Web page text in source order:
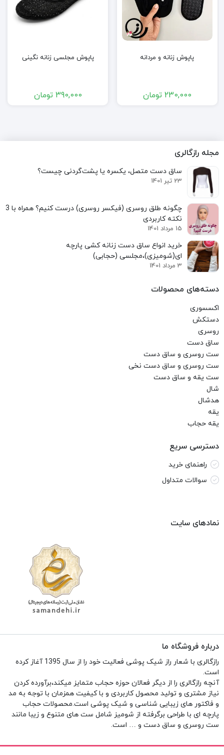
پاپوش زنانه و مردانه
230,000 تومان
پاپوش مجلسی زنانه نگینی
390,000 تومان
مجله رازگالری
ساق دست متصل، یکسره یا پشت‌گردنی چیست؟
23 تیر 1401
نکته کاربردی
15 مرداد 1401
خرید انواع ساق دست زنانه کشی پارچه
ای(شومیزی)،مجلسی (حجابی)
3 مرداد 1401
دسته‌های محصولات
اکسسوری
دستکش
روسری
ساق دست
ست روسری و ساق دست
ست روسری و ساق دست نخی
ست یقه و ساق دست
شال
هدشال
یقه
یقه حجاب
دسترسی سریع
راهنمای خرید
سوالات متداول
نمادهای سایت
درباره فروشگاه ما
رازگالری با شعار راز شیک پوشی فعالیت خود را از سال 1395 آغاز کرده
است.
آنچه رازگالری را از دیگر فعالان حوزه حجاب متمایز میکند،برآورده کردن
نیاز مشتری و تولید محصول کاربردی و با کیفیت همزمان با توجه به مد
و فاکتور های زیبایی شناسی و شیک پوشی است.محصولات حجاب
پارچه ای با طراحی برگرفته از شومیز شامل ست های متنوع و زیبا مانند
ست روسری و ساق دست و … است.